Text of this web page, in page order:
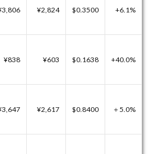
¥2,824 $0.3500 +6.1%
¥838 ¥603 $0.1638 +40.0%
¥2,617 $0.8400 ＋5.0%